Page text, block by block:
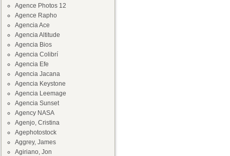
Agence Photos 12
Agence Rapho
Agencia Ace
Agencia Altitude
Agencia Bios
Agencia Colibrí
Agencia Efe
Agencia Jacana
Agencia Keystone
Agencia Leemage
Agencia Sunset
Agency NASA
Agenjo, Cristina
Agephotostock
Aggrey, James
Agiriano, Jon